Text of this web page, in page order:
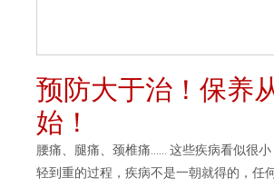
预防大于治！保养
始！
腰痛、腿痛、颈椎痛…… 这些疾病看似很
轻到重的过程，疾病不是一朝就得的，任